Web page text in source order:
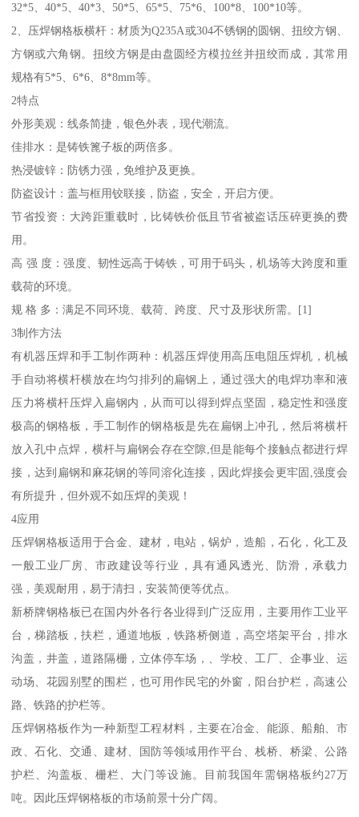
32*5、40*5、40*3、50*5、65*5、75*6、100*8、100*10等。
2、压焊钢格板横杆：材质为Q235A或304不锈钢的圆钢、扭绞方钢、
方钢或六角钢。扭绞方钢是由盘圆经方模拉丝并扭绞而成，其常用
规格有5*5、6*6、8*8mm等。
2特点
外形美观：线条简捷，银色外表，现代潮流。
佳排水：是铸铁篦子板的两倍多。
热浸镀锌：防锈力强，免维护及更换。
防盗设计：盖与框用铰联接，防盗，安全，开启方便。
节省投资：大跨距重载时，比铸铁价低且节省被盗话压碎更换的费
用。
高 强 度：强度、韧性远高于铸铁，可用于码头，机场等大跨度和重
载荷的环境。
规 格 多：满足不同环境、载荷、跨度、尺寸及形状所需。[1]
3制作方法
有机器压焊和手工制作两种：机器压焊使用高压电阻压焊机，机械
手自动将横杆横放在均匀排列的扁钢上，通过强大的电焊功率和液
压力将横杆压焊入扁钢内，从而可以得到焊点坚固，稳定性和强度
极高的钢格板，手工制作的钢格板是先在扁钢上冲孔，然后将横杆
放入孔中点焊，横杆与扁钢会存在空隙,但是能每个接触点都进行焊
接，达到扁钢和麻花钢的等同溶化连接，因此焊接会更牢固,强度会
有所提升，但外观不如压焊的美观！
4应用
压焊钢格板适用于合金、建材，电站，锅炉，造船，石化，化工及
一般工业厂房、市政建设等行业，具有通风透光、防滑，承载力
强，美观耐用，易于清扫，安装简便等优点。
新桥牌钢格板已在国内外各行各业得到广泛应用，主要用作工业平
台，梯踏板，扶栏，通道地板，铁路桥侧道，高空塔架平台，排水
沟盖，井盖，道路隔栅，立体停车场，、学校、工厂、企事业、运
动场、花园别墅的围栏，也可用作民宅的外窗，阳台护栏，高速公
路、铁路的护栏等。
压焊钢格板作为一种新型工程材料，主要在冶金、能源、船舶、市
政、石化、交通、建材、国防等领域用作平台、栈桥、桥梁、公路
护栏、沟盖板、栅栏、大门等设施。目前我国年需钢格板约27万
吨。因此压焊钢格板的市场前景十分广阔。